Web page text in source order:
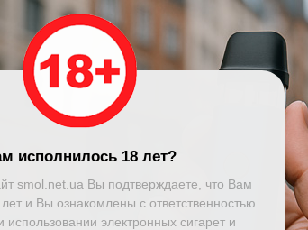
исполнилось 18 лет?
smol.net.ua Вы подтверждаете, что Вам
и Вы ознакомлены с ответственностью
использовании электронных сигарет и